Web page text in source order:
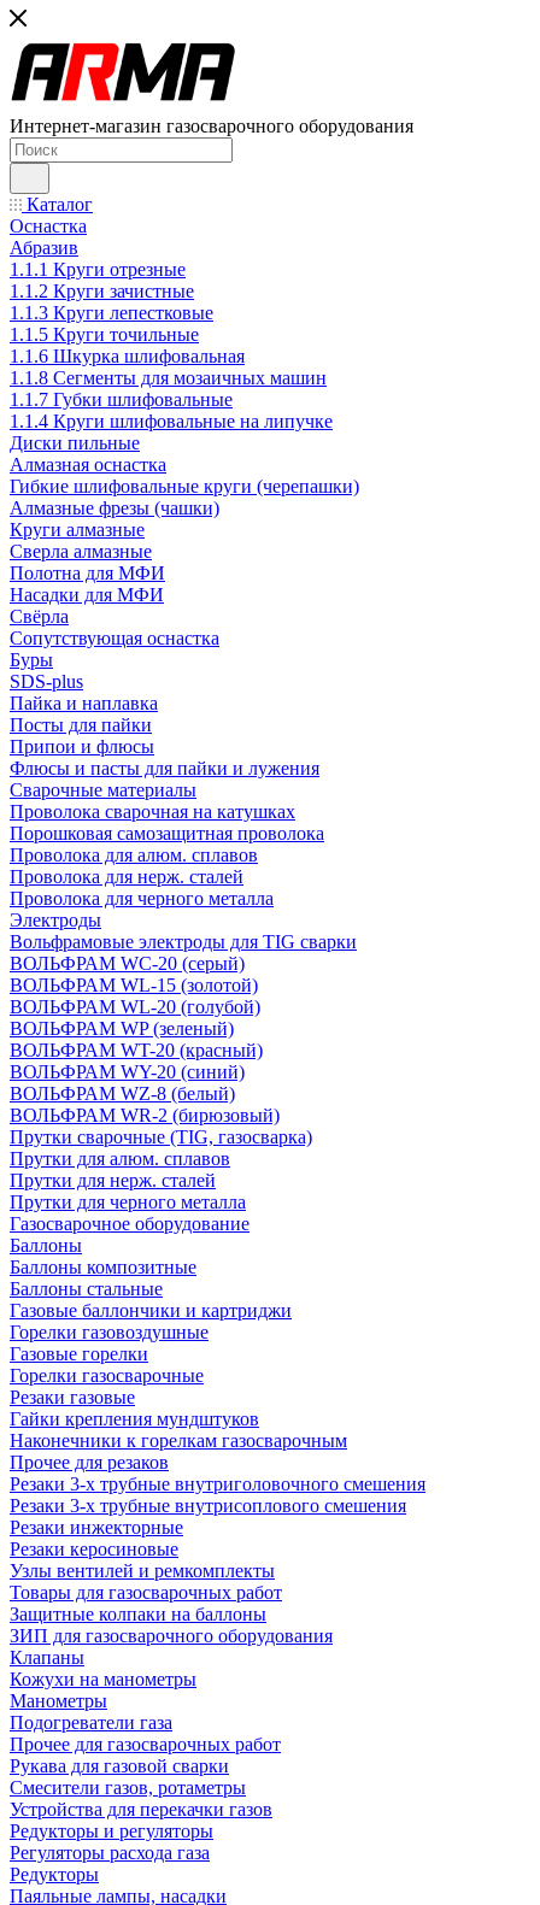
Интернет-магазин газосварочного оборудования
Каталог
Оснастка
Абразив
1.1.1 Круги отрезные
1.1.2 Круги зачистные
1.1.3 Круги лепестковые
1.1.5 Круги точильные
1.1.6 Шкурка шлифовальная
1.1.8 Сегменты для мозаичных машин
1.1.7 Губки шлифовальные
1.1.4 Круги шлифовальные на липучке
Диски пильные
Алмазная оснастка
Гибкие шлифовальные круги (черепашки)
Алмазные фрезы (чашки)
Круги алмазные
Сверла алмазные
Полотна для МФИ
Насадки для МФИ
Свёрла
Сопутствующая оснастка
Буры
SDS-plus
Пайка и наплавка
Посты для пайки
Припои и флюсы
Флюсы и пасты для пайки и лужения
Сварочные материалы
Проволока сварочная на катушках
Порошковая самозащитная проволока
Проволока для алюм. сплавов
Проволока для нерж. сталей
Проволока для черного металла
Электроды
Вольфрамовые электроды для TIG сварки
ВОЛЬФРАМ WC-20 (серый)
ВОЛЬФРАМ WL-15 (золотой)
ВОЛЬФРАМ WL-20 (голубой)
ВОЛЬФРАМ WP (зеленый)
ВОЛЬФРАМ WT-20 (красный)
ВОЛЬФРАМ WY-20 (синий)
ВОЛЬФРАМ WZ-8 (белый)
ВОЛЬФРАМ WR-2 (бирюзовый)
Прутки сварочные (TIG, газосварка)
Прутки для алюм. сплавов
Прутки для нерж. сталей
Прутки для черного металла
Газосварочное оборудование
Баллоны
Баллоны композитные
Баллоны стальные
Газовые баллончики и картриджи
Горелки газовоздушные
Газовые горелки
Горелки газосварочные
Резаки газовые
Гайки крепления мундштуков
Наконечники к горелкам газосварочным
Прочее для резаков
Резаки 3-х трубные внутриголовочного смешения
Резаки 3-х трубные внутрисоплового смешения
Резаки инжекторные
Резаки керосиновые
Узлы вентилей и ремкомплекты
Товары для газосварочных работ
Защитные колпаки на баллоны
ЗИП для газосварочного оборудования
Клапаны
Кожухи на манометры
Манометры
Подогреватели газа
Прочее для газосварочных работ
Рукава для газовой сварки
Смесители газов, ротаметры
Устройства для перекачки газов
Редукторы и регуляторы
Регуляторы расхода газа
Редукторы
Паяльные лампы, насадки